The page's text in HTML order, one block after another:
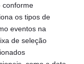
conforme
os tipos de
eventos na
de seleção